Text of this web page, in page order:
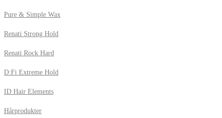
Pure & Simple Wax
Renati Strong Hold
Renati Rock Hard
D:Fi Extreme Hold
ID Hair Elements
Hårprodukter